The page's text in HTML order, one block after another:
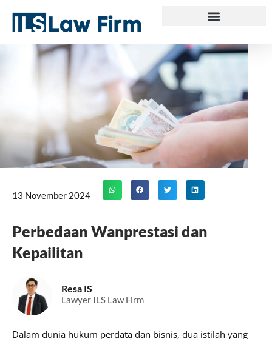
content
13 November 2024
Perbedaan Wanprestasi dan
Kepailitan
Resa IS
Lawyer ILS Law Firm
Dalam dunia hukum perdata dan bisnis, dua istilah yang